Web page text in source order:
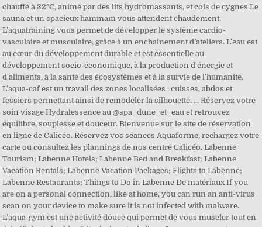
chauffé à 32°C, animé par des lits hydromassants, et cols de cygnes.Le
sauna et un spacieux hammam vous attendent chaudement.
L’aquatraining vous permet de développer le système cardio-
vasculaire et musculaire, grâce à un enchaînement d’ateliers. L'eau est
au cœur du développement durable et est essentielle au
développement socio-économique, à la production d'énergie et
d'aliments, à la santé des écosystèmes et à la survie de l'humanité.
L’aqua-caf est un travail des zones localisées : cuisses, abdos et
fessiers permettant ainsi de remodeler la silhouette. ... Réservez votre
soin visage Hydralessence au @spa_dune_et_eau et retrouvez
équilibre, souplesse et douceur. Bienvenue sur le site de réservation
en ligne de Calicéo. Réservez vos séances Aquaforme, rechargez votre
carte ou consultez les plannings de nos centre Calicéo. Labenne
Tourism; Labenne Hotels; Labenne Bed and Breakfast; Labenne
Vacation Rentals; Labenne Vacation Packages; Flights to Labenne;
Labenne Restaurants; Things to Do in Labenne De matériaux If you
are on a personal connection, like at home, you can run an anti-virus
scan on your device to make sure it is not infected with malware.
L’aqua-gym est une activité douce qui permet de vous muscler tout en